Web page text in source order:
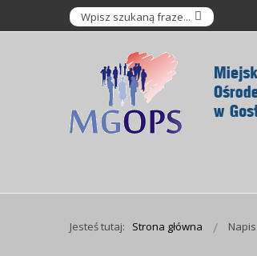
Jesteś tutaj: Strona główna